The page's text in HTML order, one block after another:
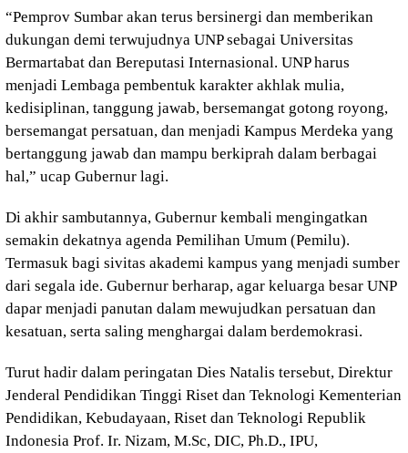
“Pemprov Sumbar akan terus bersinergi dan memberikan
dukungan demi terwujudnya UNP sebagai Universitas
Bermartabat dan Bereputasi Internasional. UNP harus
menjadi Lembaga pembentuk karakter akhlak mulia,
kedisiplinan, tanggung jawab, bersemangat gotong royong,
bersemangat persatuan, dan menjadi Kampus Merdeka yang
bertanggung jawab dan mampu berkiprah dalam berbagai
hal,” ucap Gubernur lagi.
Di akhir sambutannya, Gubernur kembali mengingatkan
semakin dekatnya agenda Pemilihan Umum (Pemilu).
Termasuk bagi sivitas akademi kampus yang menjadi sumber
dari segala ide. Gubernur berharap, agar keluarga besar UNP
dapar menjadi panutan dalam mewujudkan persatuan dan
kesatuan, serta saling menghargai dalam berdemokrasi.
Turut hadir dalam peringatan Dies Natalis tersebut, Direktur
Jenderal Pendidikan Tinggi Riset dan Teknologi Kementerian
Pendidikan, Kebudayaan, Riset dan Teknologi Republik
Indonesia Prof. Ir. Nizam, M.Sc, DIC, Ph.D., IPU,